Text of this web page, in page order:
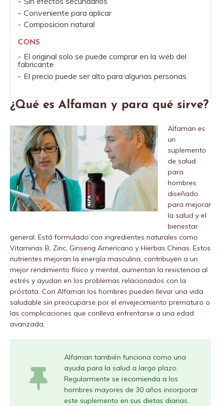
Conveniente para aplicar
Composicion natural
CONS
El original solo se puede comprar en la web del
fabricante
El precio puede ser alto para algunas personas
¿Qué es Alfaman y para qué sirve?
Alfaman es
un
suplemento
de salud
para
hombres
diseñado
para mejorar
la salud y el
bienestar
general. Está formulado con ingredientes naturales como
Vitaminas B, Zinc, Ginseng Americano y Hierbas Chinas. Estos
nutrientes mejoran la energía masculina, contribuyen a un
mejor rendimiento físico y mental, aumentan la resistencia al
estrés y ayudan en los problemas relacionados con la
próstata. Con Alfaman los hombres pueden llevar una vida
saludable sin preocuparse por el envejecimiento prematuro o
las complicaciones que conlleva enfrentarse a una edad
avanzada.
Alfaman también funciona como una
ayuda para la salud a largo plazo.
Regularmente se recomienda a los
hombres mayores de 30 años incorporar
este suplemento en sus dietas diarias.